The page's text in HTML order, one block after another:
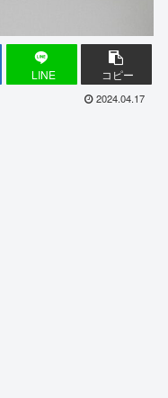
LINE コピー
2024.04.17